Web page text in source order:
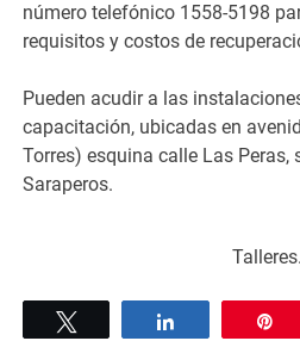
número telefónico 1558-5198
requisitos y costos de
Pueden acudir a las
capacitación, ubicadas en
Torres) esquina calle Las Peras,
Saraperos.
Talleres.